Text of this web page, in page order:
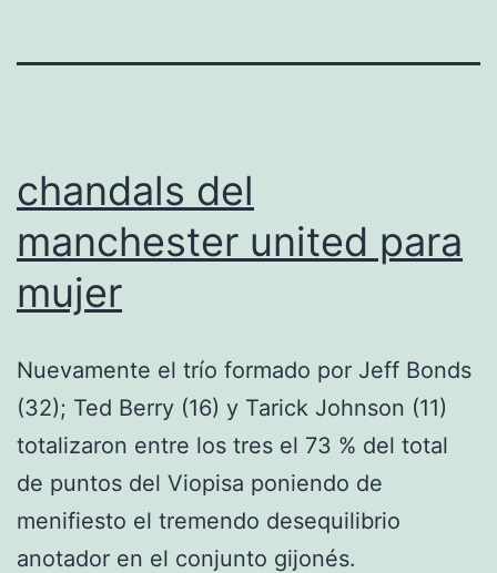
chandals del
manchester united para
mujer
Nuevamente el trío formado por Jeff Bonds
(32); Ted Berry (16) y Tarick Johnson (11)
totalizaron entre los tres el 73 % del total
de puntos del Viopisa poniendo de
menifiesto el tremendo desequilibrio
anotador en el conjunto gijonés.